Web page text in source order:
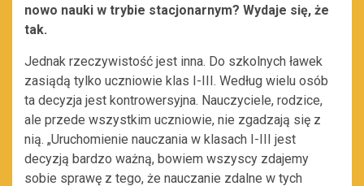
nowo nauki w trybie stacjonarnym? Wydaje się, że
tak.
Jednak rzeczywistość jest inna. Do szkolnych ławek
zasiądą tylko uczniowie klas I-III. Według wielu osób
ta decyzja jest kontrowersyjna. Nauczyciele, rodzice,
ale przede wszystkim uczniowie, nie zgadzają się z
nią. „Uruchomienie nauczania w klasach I-III jest
decyzją bardzo ważną, bowiem wszyscy zdajemy
sobie sprawę z tego, że nauczanie zdalne w tych